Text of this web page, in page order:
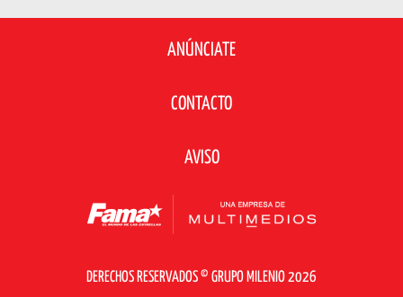
ANÚNCIATE
CONTACTO
AVISO
DERECHOS RESERVADOS © GRUPO MILENIO 2026